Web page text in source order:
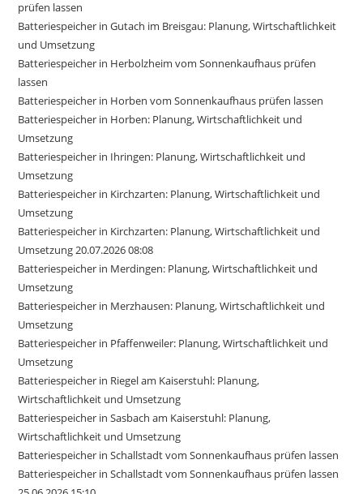
prüfen lassen
Batteriespeicher in Gutach im Breisgau: Planung, Wirtschaftlichkeit
und Umsetzung
Batteriespeicher in Herbolzheim vom Sonnenkaufhaus prüfen
lassen
Batteriespeicher in Horben vom Sonnenkaufhaus prüfen lassen
Batteriespeicher in Horben: Planung, Wirtschaftlichkeit und
Umsetzung
Batteriespeicher in Ihringen: Planung, Wirtschaftlichkeit und
Umsetzung
Batteriespeicher in Kirchzarten: Planung, Wirtschaftlichkeit und
Umsetzung
Batteriespeicher in Kirchzarten: Planung, Wirtschaftlichkeit und
Umsetzung 20.07.2026 08:08
Batteriespeicher in Merdingen: Planung, Wirtschaftlichkeit und
Umsetzung
Batteriespeicher in Merzhausen: Planung, Wirtschaftlichkeit und
Umsetzung
Batteriespeicher in Pfaffenweiler: Planung, Wirtschaftlichkeit und
Umsetzung
Batteriespeicher in Riegel am Kaiserstuhl: Planung,
Wirtschaftlichkeit und Umsetzung
Batteriespeicher in Sasbach am Kaiserstuhl: Planung,
Wirtschaftlichkeit und Umsetzung
Batteriespeicher in Schallstadt vom Sonnenkaufhaus prüfen lassen
Batteriespeicher in Schallstadt vom Sonnenkaufhaus prüfen lassen